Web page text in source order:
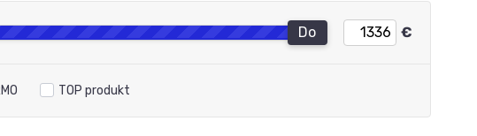
Do €
TOP produkt